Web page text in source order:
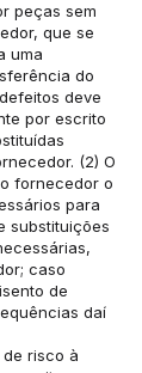
peças sem
que se
uma
do
deve
por escrito
(2) O
fornecedor o
para
substituições
caso
de
daí
risco à